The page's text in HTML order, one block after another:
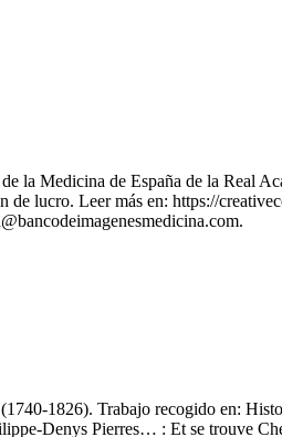
la Medicina de España de la Real
lucro. Leer más en: https://
1826). Trabajo recogido en:
Denys Pierres… : Et se trouve